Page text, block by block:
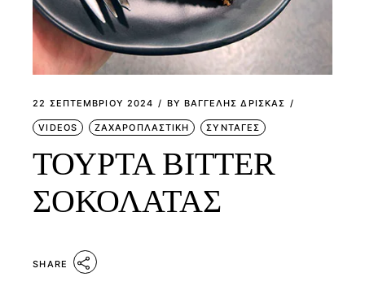
22 ΣΕΠΤΕΜΒΡΊΟΥ 2024 BY ΒΑΓΓΕΛΗΣ ΔΡΙΣΚΑΣ
VIDEOS ΖΑΧΑΡΟΠΛΑΣΤΙΚΗ ΣΥΝΤΑΓΕΣ
ΤΟΥΡΤΑ BITTER
ΣΟΚΟΛΑΤΑΣ
SHARE